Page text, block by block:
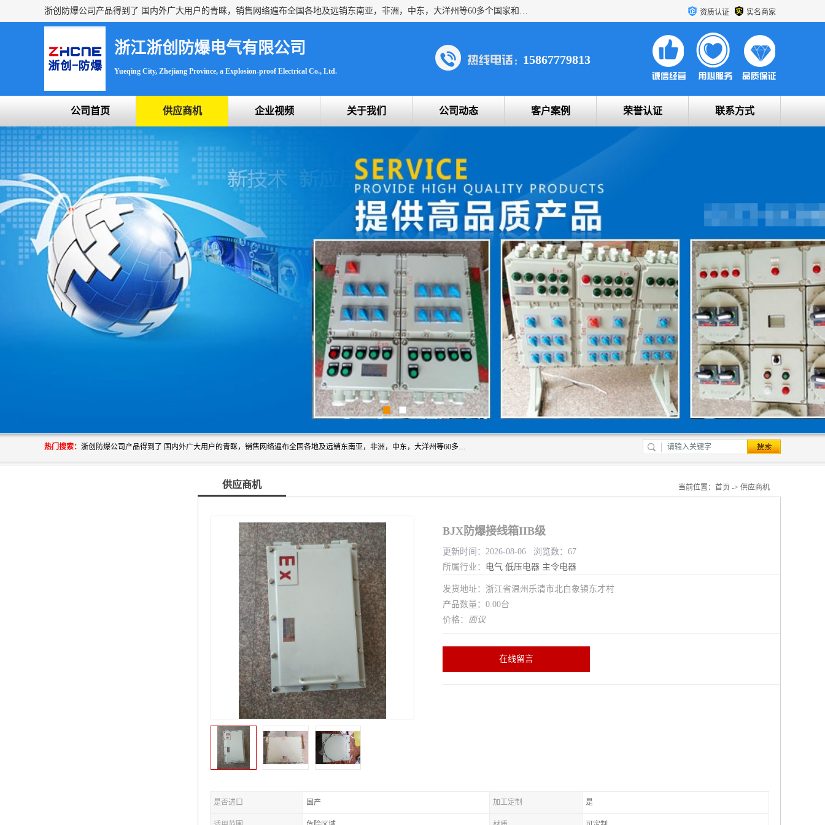
浙创防爆公司产品得到了 国内外广大用户的青眯，销售网络遍布全国各地及远销东南亚，非洲，中东，大洋州等60多个国家和地区，并初步建立起以中国大陆为总部的全球营销体系。 专业生产：防爆电气，BXMD系列防爆照明动力配电箱，BJX防爆接线箱，BKX防爆控制箱，防爆检修电源箱，防爆开关箱，不锈钢防爆箱，201/304/316不锈钢防爆配电箱系列， 防爆防腐系列，防爆防腐操作柱，防爆防腐控制箱 浙创防爆 资质认证 实名商家
浙江浙创防爆电气有限公司
Yueqing City, Zhejiang Province, a Explosion-proof Electrical Co., Ltd.
15867779813
公司首页 供应商机 企业视频 关于我们 公司动态 客户案例 荣誉认证 联系方式
热门搜索： 浙创防爆公司产品得到了 国内外广大用户的青眯，销售网络遍布全国各地及远销东南亚，非洲，中东，大洋州等60多个国家和地区，并初步建立起以中国大陆为总部的全球营销体系。 专业生产：防爆电气，BXMD系列防爆照明动力配电箱，BJX防爆接线箱，BKX防爆控制箱，防爆检修电源箱，防爆开关箱，不锈钢防爆箱，201/304/316不锈钢防爆配电箱系列， 防爆防腐系列，防爆防腐操作柱，防爆防腐控制箱 浙创防爆
供应商机 当前位置： 首页 -> 供应商机
BJX防爆接线箱IIB级
更新时间：2026-08-06 浏览数：67
所属行业： 电气 低压电器 主令电器
发货地址：浙江省温州乐清市北白象镇东才村
产品数量：0.00台
价格： 面议
在线留言
是否进口 国产 加工定制 是